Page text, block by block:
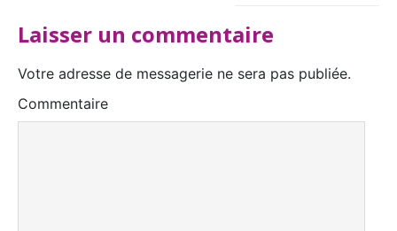
Laisser un commentaire
Votre adresse de messagerie ne sera pas publiée.
Commentaire